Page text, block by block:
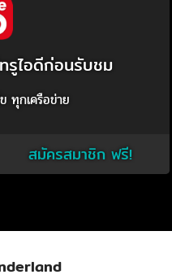
รูไอดีก่อนรับชม
ทุกเครือข่าย
สมัครสมาชิก ฟรี!